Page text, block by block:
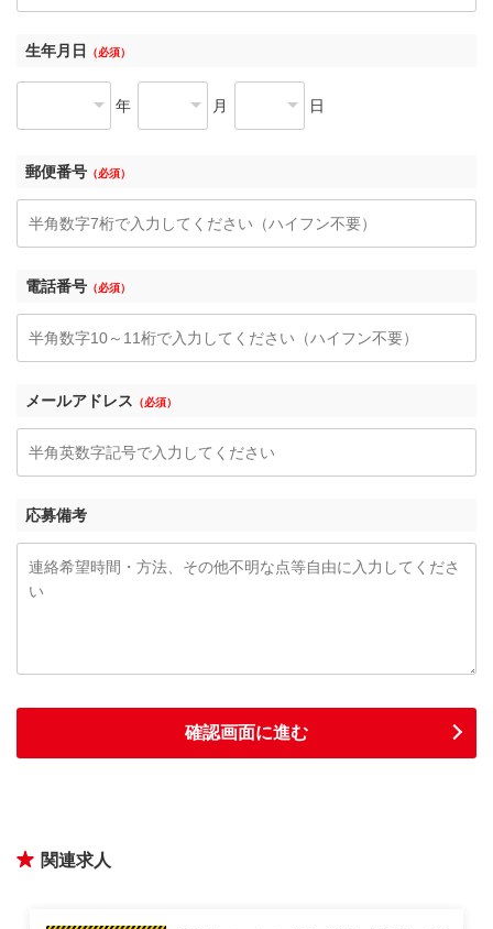
生年月日 （必須）
年 月 日
郵便番号 （必須）
電話番号 （必須）
メールアドレス （必須）
応募備考
関連求人